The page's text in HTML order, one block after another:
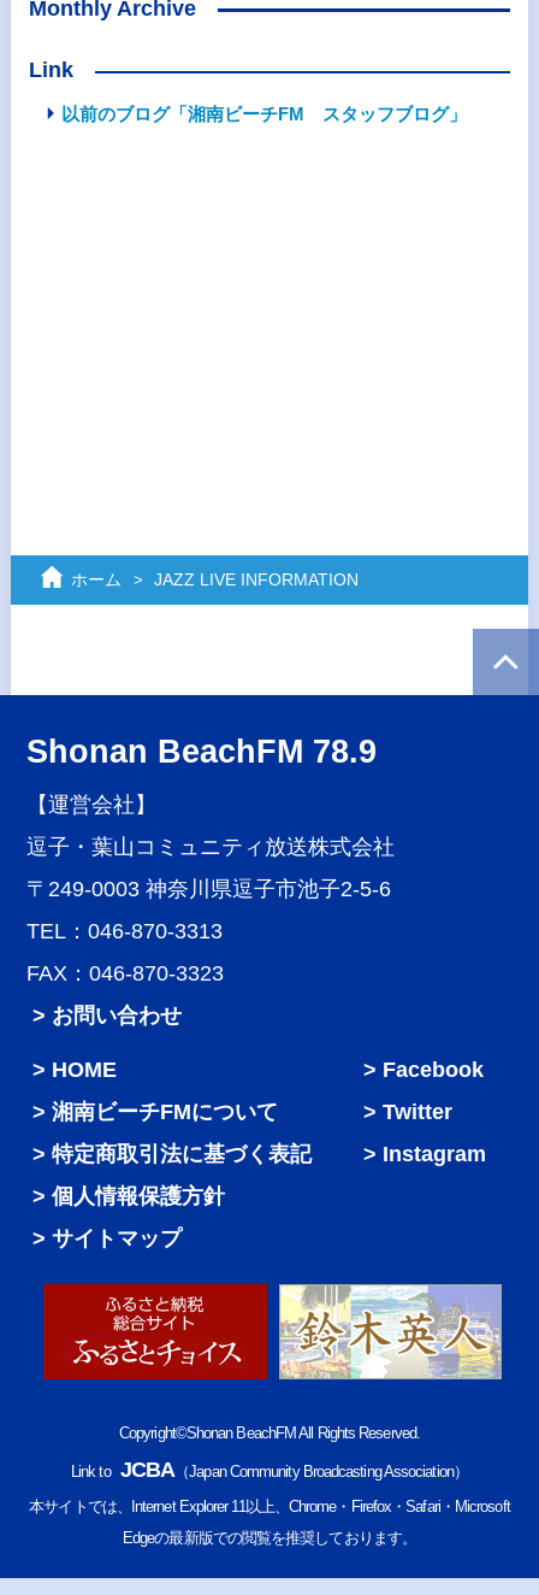
Monthly Archive
Link
以前のブログ「湘南ビーチFM スタッフブログ」
ホーム JAZZ LIVE INFORMATION
Shonan BeachFM 78.9
【運営会社】
逗子・葉山コミュニティ放送株式会社
〒249-0003 神奈川県逗子市池子2-5-6
TEL：046-870-3313
FAX：046-870-3323
> お問い合わせ
HOME
湘南ビーチFMについて
特定商取引法に基づく表記
個人情報保護方針
サイトマップ
Facebook
Twitter
Instagram
Copyright©Shonan BeachFM All Rights Reserved.
Link to JCBA（Japan Community Broadcasting Association）
本サイトでは、Internet Explorer 11以上、Chrome・Firefox・Safari・Microsoft
Edgeの最新版での閲覧を推奨しております。